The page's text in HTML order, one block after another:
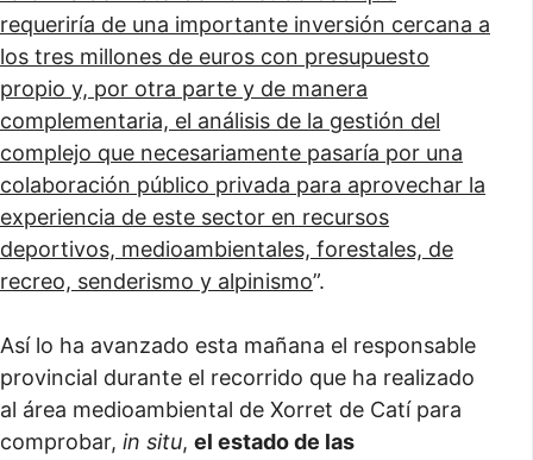
requeriría de una importante inversión cercana a
los tres millones de euros con presupuesto
propio y, por otra parte y de manera
complementaria, el análisis de la gestión del
complejo que necesariamente pasaría por una
colaboración público privada para aprovechar la
experiencia de este sector en recursos
deportivos, medioambientales, forestales, de
recreo, senderismo y alpinismo”.
Así lo ha avanzado esta mañana el responsable
provincial durante el recorrido que ha realizado
al área medioambiental de Xorret de Catí para
comprobar, in situ, el estado de las